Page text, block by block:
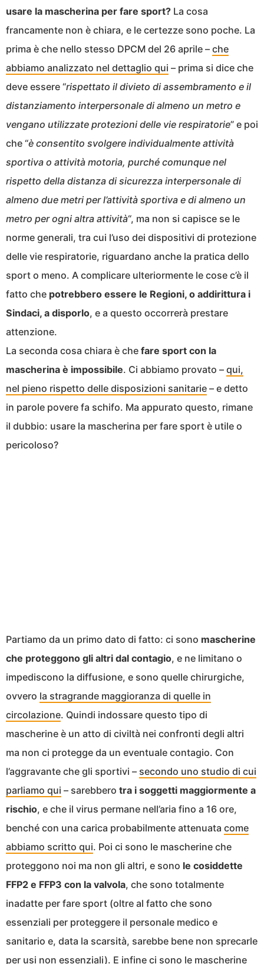
usare la mascherina per fare sport? La cosa
francamente non è chiara, e le certezze sono poche. La
prima è che nello stesso DPCM del 26 aprile – che
abbiamo analizzato nel dettaglio qui – prima si dice che
deve essere “rispettato il divieto di assembramento e il
distanziamento interpersonale di almeno un metro e
vengano utilizzate protezioni delle vie respiratorie” e poi
che “è consentito svolgere individualmente attività
sportiva o attività motoria, purché comunque nel
rispetto della distanza di sicurezza interpersonale di
almeno due metri per l’attività sportiva e di almeno un
metro per ogni altra attività“, ma non si capisce se le
norme generali, tra cui l’uso dei dispositivi di protezione
delle vie respiratorie, riguardano anche la pratica dello
sport o meno. A complicare ulteriormente le cose c’è il
fatto che potrebbero essere le Regioni, o addirittura i
Sindaci, a disporlo, e a questo occorrerà prestare
attenzione.
La seconda cosa chiara è che fare sport con la
mascherina è impossibile. Ci abbiamo provato – qui,
nel pieno rispetto delle disposizioni sanitarie – e detto
in parole povere fa schifo. Ma appurato questo, rimane
il dubbio: usare la mascherina per fare sport è utile o
pericoloso?
Partiamo da un primo dato di fatto: ci sono mascherine
che proteggono gli altri dal contagio, e ne limitano o
impediscono la diffusione, e sono quelle chirurgiche,
ovvero la stragrande maggioranza di quelle in
circolazione. Quindi indossare questo tipo di
mascherine è un atto di civiltà nei confronti degli altri
ma non ci protegge da un eventuale contagio. Con
l’aggravante che gli sportivi – secondo uno studio di cui
parliamo qui – sarebbero tra i soggetti maggiormente a
rischio, e che il virus permane nell’aria fino a 16 ore,
benché con una carica probabilmente attenuata come
abbiamo scritto qui. Poi ci sono le mascherine che
proteggono noi ma non gli altri, e sono le cosiddette
FFP2 e FFP3 con la valvola, che sono totalmente
inadatte per fare sport (oltre al fatto che sono
essenziali per proteggere il personale medico e
sanitario e, data la scarsità, sarebbe bene non sprecarle
per usi non essenziali). E infine ci sono le mascherine